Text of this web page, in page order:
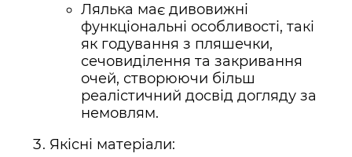
Лялька має дивовижні
функціональні особливості, такі
як годування з пляшечки,
сечовиділення та закривання
очей, створюючи більш
реалістичний досвід догляду за
немовлям.
Якісні матеріали: